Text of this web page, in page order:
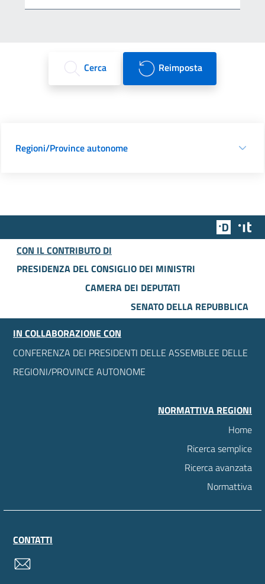
Cerca Reimposta
Regioni/Province autonome
Team
CON IL CONTRIBUTO DI
PRESIDENZA DEL CONSIGLIO DEI MINISTRI
CAMERA DEI DEPUTATI
SENATO DELLA REPUBBLICA
IN COLLABORAZIONE CON
CONFERENZA DEI PRESIDENTI DELLE ASSEMBLEE DELLE
REGIONI/PROVINCE AUTONOME
NORMATTIVA REGIONI
Home
Ricerca semplice
Ricerca avanzata
Normattiva
CONTATTI